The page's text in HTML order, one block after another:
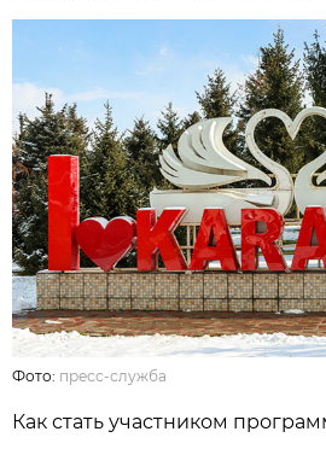
Фото: пресс-служба
Как стать участником